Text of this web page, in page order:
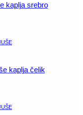
kaplja srebro
kaplja čelik